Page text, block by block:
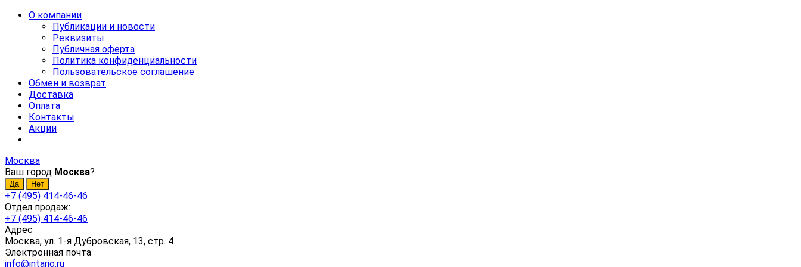
О компании
Публикации и новости
Реквизиты
Публичная оферта
Политика конфиденциальности
Пользовательское соглашение
Обмен и возврат
Доставка
Оплата
Контакты
Акции
Москва
Ваш город Москва?
+7 (495) 414-46-46
Отдел продаж:
+7 (495) 414-46-46
Адрес
Москва, ул. 1-я Дубровская, 13, стр. 4
Электронная почта
info@intario.ru